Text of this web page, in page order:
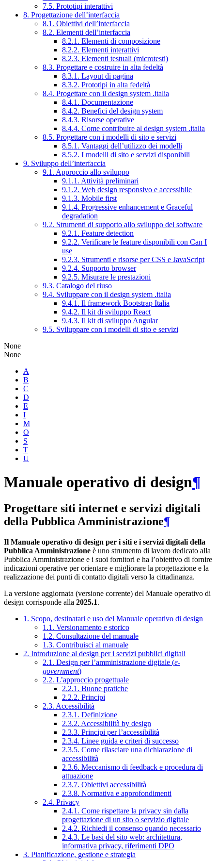
7.5. Prototipi interattivi
8. Progettazione dell’interfaccia
8.1. Obiettivi dell’interfaccia
8.2. Elementi dell’interfaccia
8.2.1. Elementi di composizione
8.2.2. Elementi interattivi
8.2.3. Elementi testuali (microtesti)
8.3. Progettare e costruire in alta fedeltà
8.3.1. Layout di pagina
8.3.2. Prototipi in alta fedeltà
8.4. Progettare con il design system .italia
8.4.1. Documentazione
8.4.2. Benefici del design system
8.4.3. Risorse operative
8.4.4. Come contribuire al design system .italia
8.5. Progettare con i modelli di sito e servizi
8.5.1. Vantaggi dell’utilizzo dei modelli
8.5.2. I modelli di sito e servizi disponibili
9. Sviluppo dell’interfaccia
9.1. Approccio allo sviluppo
9.1.1. Attività preliminari
9.1.2. Web design responsivo e accessibile
9.1.3. Mobile first
9.1.4. Progressive enhancement e Graceful
degradation
9.2. Strumenti di supporto allo sviluppo del software
9.2.1. Feature detection
9.2.2. Verificare le feature disponibili con Can I
use
9.2.3. Strumenti e risorse per CSS e JavaScript
9.2.4. Supporto browser
9.2.5. Misurare le prestazioni
9.3. Catalogo del riuso
9.4. Sviluppare con il design system .italia
9.4.1. Il framework Bootstrap Italia
9.4.2. Il kit di sviluppo React
9.4.3. Il kit di sviluppo Angular
9.5. Sviluppare con i modelli di sito e servizi
None
None
A
B
C
D
E
I
M
O
S
T
U
Manuale operativo di design¶
Progettare siti internet e servizi digitali
della Pubblica Amministrazione¶
Il Manuale operativo di design per i siti e i servizi digitali della
Pubblica Amministrazione è uno strumento di lavoro dedicato alla
Pubblica Amministrazione e i suoi fornitori e ha l’obiettivo di fornire
indicazioni operative per orientare e migliorare la progettazione e la
realizzazione dei punti di contatto digitali verso la cittadinanza.
La versione aggiornata (versione corrente) del Manuale operativo di
design corrisponde alla 2025.1.
1. Scopo, destinatari e uso del Manuale operativo di design
1.1. Versionamento e storico
1.2. Consultazione del manuale
1.3. Contribuisci al manuale
2. Introduzione al design per i servizi pubblici digitali
2.1. Design per l’amministrazione digitale (e-
government)
2.2. L’approccio progettuale
2.2.1. Buone pratiche
2.2.2. Principi
2.3. Accessibilità
2.3.1. Definizione
2.3.2. Accessibilità by design
2.3.3. Principi per l’accessibilità
2.3.4. Linee guida e criteri di successo
2.3.5. Come rilasciare una dichiarazione di
accessibilità
2.3.6. Meccanismo di feedback e procedura di
attuazione
2.3.7. Obiettivi accessibilità
2.3.8. Normativa e approfondimenti
2.4. Privacy
2.4.1. Come rispettare la privacy sin dalla
progettazione di un sito o servizio digitale
2.4.2. Richiedi il consenso quando necessario
2.4.3. Le basi del sito web: architettura,
informativa privacy, riferimenti DPO
3. Pianificazione, gestione e strategia